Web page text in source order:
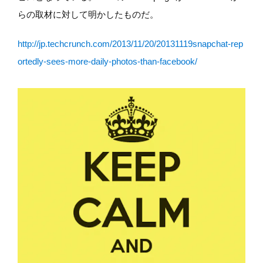
らの取材に対して明かしたものだ。
http://jp.techcrunch.com/2013/11/20/20131119snapchat-rep
ortedly-sees-more-daily-photos-than-facebook/